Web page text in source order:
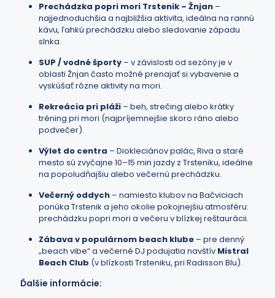
Prechádzka popri mori Trstenik – Žnjan –
najjednoduchšia a najbližšia aktivita, ideálna na rannú
kávu, ľahkú prechádzku alebo sledovanie západu
slnka.
SUP / vodné športy – v závislosti od sezóny je v
oblasti Žnjan často možné prenajať si vybavenie a
vyskúšať rôzne aktivity na mori.
Rekreácia pri pláži – beh, strečing alebo krátky
tréning pri mori (najpríjemnejšie skoro ráno alebo
podvečer).
Výlet do centra – Diokleciánov palác, Riva a staré
mesto sú zvyčajne 10–15 min jazdy z Trsteniku, ideálne
na popoludňajšiu alebo večernú prechádzku.
Večerný oddych – namiesto klubov na Bačviciach
ponúka Trstenik a jeho okolie pokojnejšiu atmosféru:
prechádzku popri mori a večeru v blízkej reštaurácii.
Zábava v populárnom beach klube – pre denný
„beach vibe“ a večerné DJ podujatia navštív Mistral
Beach Club (v blízkosti Trsteniku, pri Radisson Blu).
Ďalšie informácie: